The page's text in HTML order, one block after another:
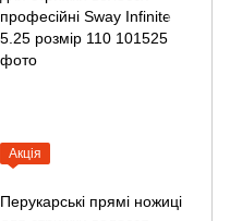
Акція
Перукарські прямі ножиці